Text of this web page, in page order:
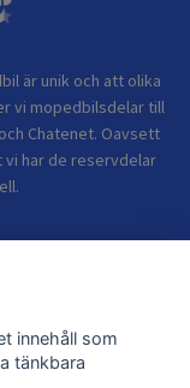
är unik och att olika
vi mopedbilsdelar till
Chatenet. Oavsett
vi har de reservdelar
innehåll som
tänkbara